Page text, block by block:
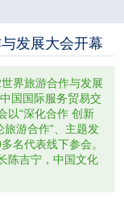
发展大会开幕
界旅游合作与发展
国国际服务贸易交
以“深化合作 创新
旅游合作”、主题发
名代表线下参会。
陈吉宁，中国文化